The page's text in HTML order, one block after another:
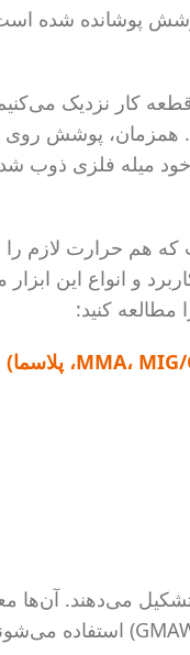
پوشانده شده
کار نزدیک
همزمان، پوشش
میله فلزی ذوب
است که هم حرارت
و انواع این ابزار
مطالعه کنید:
می‌دهند. آن‌ها